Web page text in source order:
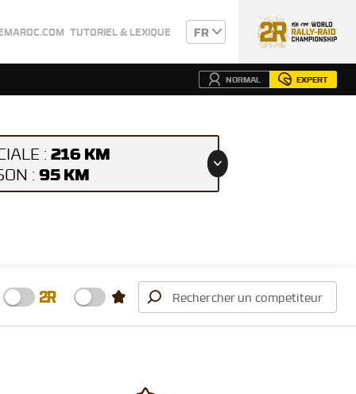
TUTORIEL & LEXIQUE FR
NORMAL EXPERT
: 216 KM
: 95 KM